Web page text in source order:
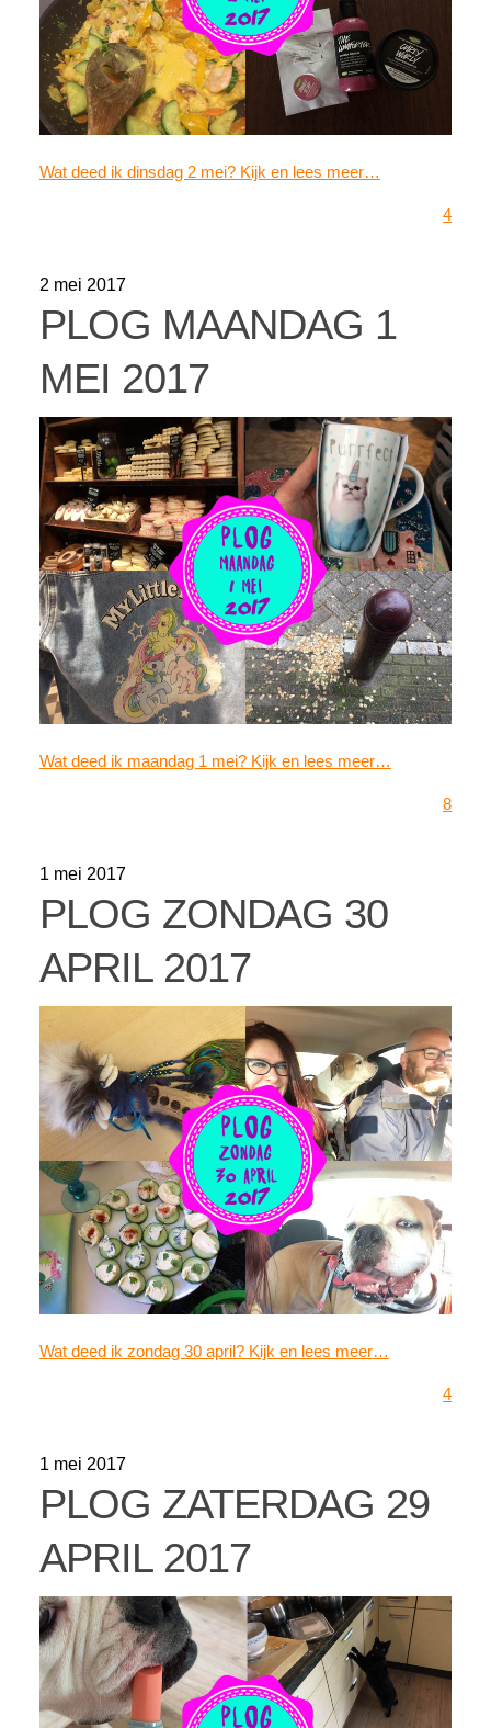
Wat deed ik dinsdag 2 mei? Kijk en lees meer…
4
2 mei 2017
PLOG MAANDAG 1
MEI 2017
Wat deed ik maandag 1 mei? Kijk en lees meer…
8
1 mei 2017
PLOG ZONDAG 30
APRIL 2017
Wat deed ik zondag 30 april? Kijk en lees meer…
4
1 mei 2017
PLOG ZATERDAG 29
APRIL 2017